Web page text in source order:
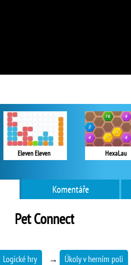
Eleven Eleven HexaLau
Komentáře
Pet Connect
Logické hry → Úkoly v herním poli